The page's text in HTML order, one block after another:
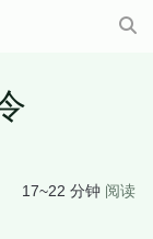
17~22 分钟 阅读